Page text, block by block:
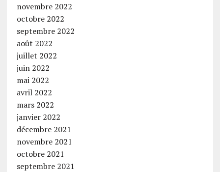
novembre 2022
octobre 2022
septembre 2022
août 2022
juillet 2022
juin 2022
mai 2022
avril 2022
mars 2022
janvier 2022
décembre 2021
novembre 2021
octobre 2021
septembre 2021